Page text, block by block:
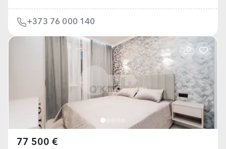
+373 76 000 140
77 500 €